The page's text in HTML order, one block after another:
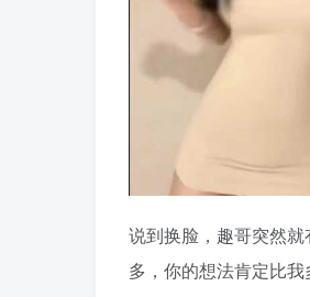
说到换脸，趣哥突然
多，你的想法肯定比